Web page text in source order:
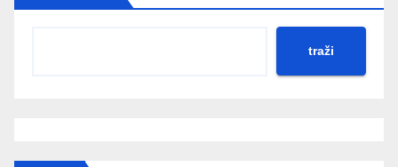
traži